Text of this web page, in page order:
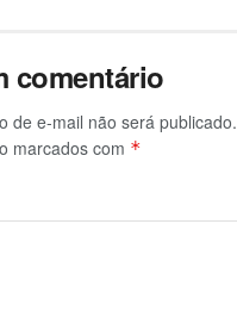
comentário
de e-mail não será publicado.
marcados com *